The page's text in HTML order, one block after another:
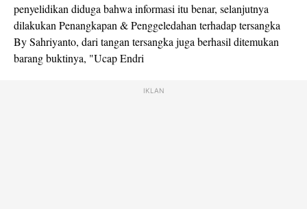
penyelidikan diduga bahwa informasi itu benar, selanjutnya
dilakukan Penangkapan & Penggeledahan terhadap tersangka
By Sahriyanto, dari tangan tersangka juga berhasil ditemukan
barang buktinya, "Ucap Endri
IKLAN